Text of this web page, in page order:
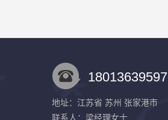
18013639597
地址：江苏省 苏州 张家港市
联系人：梁经理女士